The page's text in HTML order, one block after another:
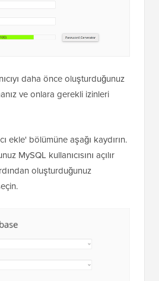
daha önce oluşturduğunuz
ve onlara gerekli izinleri
ekle' bölümüne aşağı kaydırın.
MySQL kullanıcısını açılır
oluşturduğunuz